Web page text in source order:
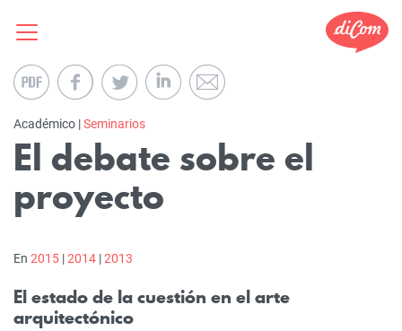
Académico |Seminarios
El debate sobre el
proyecto
En 2015 |2014 |2013
El estado de la cuestión en el arte
arquitectónico